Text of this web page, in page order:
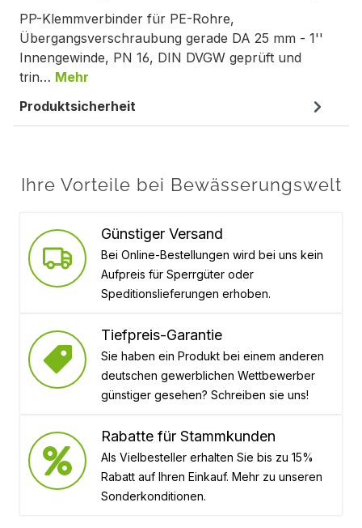
PP-Klemmverbinder für PE-Rohre,
Übergangsverschraubung gerade DA 25 mm - 1''
Innengewinde, PN 16, DIN DVGW geprüft und
trin… Mehr
Produktsicherheit
Ihre Vorteile bei Bewässerungswelt
Günstiger Versand
Bei Online-Bestellungen wird bei uns kein
Aufpreis für Sperrgüter oder
Speditionslieferungen erhoben.
Tiefpreis-Garantie
Sie haben ein Produkt bei einem anderen
deutschen gewerblichen Wettbewerber
günstiger gesehen? Schreiben sie uns!
Rabatte für Stammkunden
Als Vielbesteller erhalten Sie bis zu 15%
Rabatt auf Ihren Einkauf. Mehr zu unseren
Sonderkonditionen.